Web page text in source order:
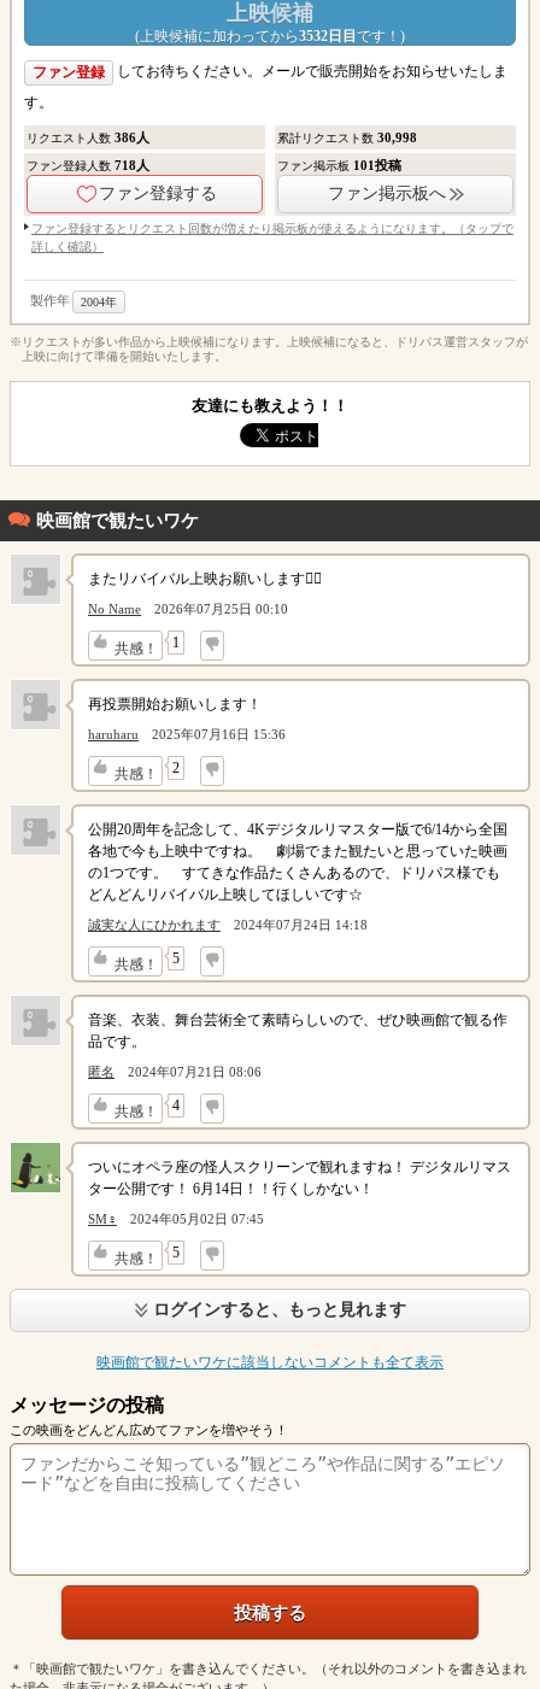
上映候補
(上映候補に加わってから3532日目 です！ )
ファン登録
してお待ちください。メールで販売開始をお知らせいたしま
す。
リクエスト人数 386人 累計リクエスト数30,998
ファン登録人数 718人
ファン登録する
ファン掲示板 101投稿
ファン掲示板へ
ファン登録するとリクエスト回数が増えたり掲示板が使えるようになります。（タップで
詳しく確認）
製作年 2004年
※リクエストが多い作品から上映候補になります。上映候補になると、ドリパス運営スタッフが
上映に向けて準備を開始いたします。
友達にも教えよう！！
映画館で観たいワケ
またリバイバル上映お願いします🙇‍♀️
No Name 2026年07月25日 00:10
共感！ 1
↓
再投票開始お願いします！
haruharu 2025年07月16日 15:36
共感！ 2
↓
公開20周年を記念して、4Kデジタルリマスター版で6/14から全国
各地で今も上映中ですね。 劇場でまた観たいと思っていた映画
の1つです。 すてきな作品たくさんあるので、ドリパス様でも
どんどんリバイバル上映してほしいです☆
誠実な人にひかれます 2024年07月24日 14:18
共感！ 5
↓
音楽、衣装、舞台芸術全て素晴らしいので、ぜひ映画館で観る作
品です。
匿名 2024年07月21日 08:06
共感！ 4
↓
ついにオペラ座の怪人スクリーンで観れますね！ デジタルリマス
ター公開です！ 6月14日！！行くしかない！
SM♀ 2024年05月02日 07:45
共感！ 5
↓
ログインすると、もっと見れます
映画館で観たいワケに該当しないコメントも全て表示
メッセージの投稿
この映画をどんどん広めてファンを増やそう！
＊「映画館で観たいワケ」を書き込んでください。（それ以外のコメントを書き込まれ